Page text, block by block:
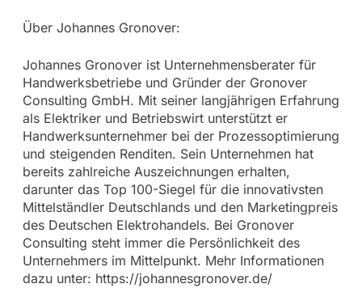
Über Johannes Gronover:
Johannes Gronover ist Unternehmensberater für
Handwerksbetriebe und Gründer der Gronover
Consulting GmbH. Mit seiner langjährigen Erfahrung
als Elektriker und Betriebswirt unterstützt er
Handwerksunternehmer bei der Prozessoptimierung
und steigenden Renditen. Sein Unternehmen hat
bereits zahlreiche Auszeichnungen erhalten,
darunter das Top 100-Siegel für die innovativsten
Mittelständler Deutschlands und den Marketingpreis
des Deutschen Elektrohandels. Bei Gronover
Consulting steht immer die Persönlichkeit des
Unternehmers im Mittelpunkt. Mehr Informationen
dazu unter: https://johannesgronover.de/